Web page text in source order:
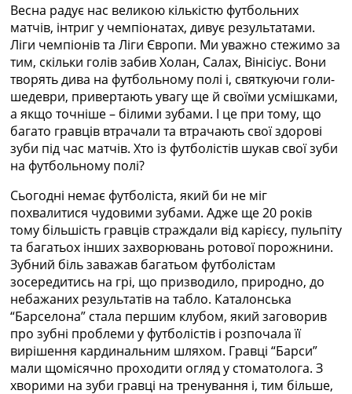
Україна. Прем’єр-Ліга
Україна. Перша Ліга
Ліга Чемпіонів
Англія. Прем’єр-Ліга
Іспанія. Ла Ліга
Ще Турніри >>>
Таблиці
Чемпіонат Світу. Турнирні таблиці
Таблиця УПЛ
Перша Ліга
Таблиця АПЛ
Таблиця Ла Ліги
Таблиця Ліги Чемпіонів
Всі таблиці >>>
Рейтинги
Рейтинг країн УЄФА
Рейтинг клубів УЄФА
Рейтинг ФІФА
Телепрограма
RU
UA
Весна радує нас великою кількістю футбольних
матчів, інтриг у чемпіонатах, дивує результатами.
Ліги чемпіонів та Ліги Європи. Ми уважно стежимо за
тим, скільки голів забив Холан, Салах, Вінісіус. Вони
творять дива на футбольному полі і, святкуючи голи-
шедеври, привертають увагу ще й своїми усмішками,
а якщо точніше – білими зубами. І це при тому, що
багато гравців втрачали та втрачають свої здорові
зуби під час матчів. Хто із футболістів шукав свої зуби
на футбольному полі?
Сьогодні немає футболіста, який би не міг
похвалитися чудовими зубами. Адже ще 20 років
тому більшість гравців страждали від карієсу, пульпіту
та багатьох інших захворювань ротової порожнини.
Зубний біль заважав багатьом футболістам
зосередитись на грі, що призводило, природно, до
небажаних результатів на табло. Каталонська
“Барселона” стала першим клубом, який заговорив
про зубні проблеми у футболістів і розпочала її
вирішення кардинальним шляхом. Гравці “Барси”
мали щомісячно проходити огляд у стоматолога. З
хворими на зуби гравці на тренування і, тим більше,